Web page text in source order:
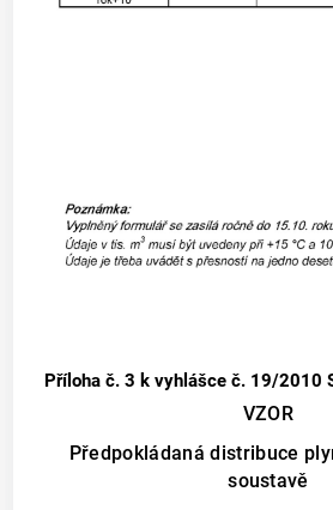
Příloha č. 3 k vyhlášce č. 19/2010
VZOR
Předpokládaná distribuce
soustavě